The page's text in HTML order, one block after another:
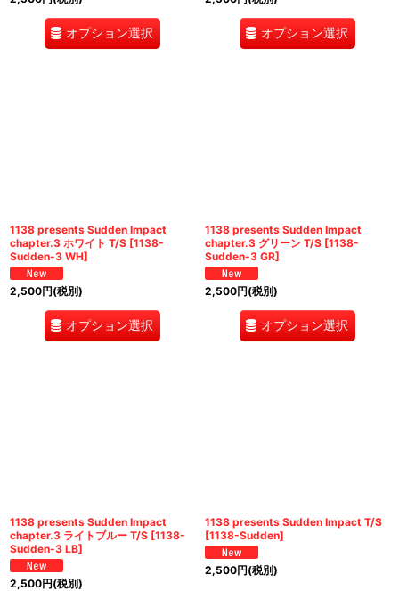
オプション選択 オプション選択
1138 presents Sudden Impact
chapter.3 ホワイト T/S [1138-
Sudden-3 WH]
2,500円(税別)
オプション選択
1138 presents Sudden Impact
chapter.3 グリーン T/S [1138-
Sudden-3 GR]
2,500円(税別)
オプション選択
1138 presents Sudden Impact
chapter.3 ライトブルー T/S [1138-
Sudden-3 LB]
2,500円(税別)
1138 presents Sudden Impact T/S
[1138-Sudden]
2,500円(税別)